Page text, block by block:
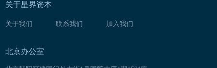
关于星界资本
关于我们 联系我们 加入我们
北京办公室